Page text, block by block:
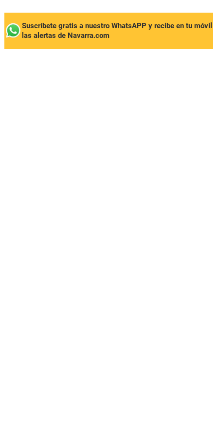
Suscríbete gratis a nuestro WhatsAPP y recibe en tu móvil
las alertas de Navarra.com